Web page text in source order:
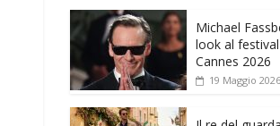
Michael
look al
Cannes 2026
19 Maggio 2026